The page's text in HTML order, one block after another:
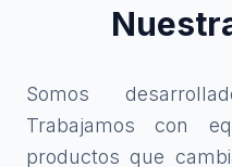
Somos
Trabajamos con
productos que